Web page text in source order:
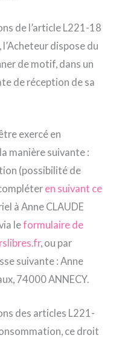
de l’article L221-18
dispose du
de motif, dans un
de réception de sa
exercé en
manière suivante :
(possibilité de
en suivant ce
à Anne CLAUDE
leformulaire de
, ou par
suivante : Anne
74000 ANNECY.
des articles L221-
ce droit